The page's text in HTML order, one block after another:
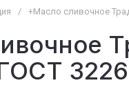
/ +Масло сливочное